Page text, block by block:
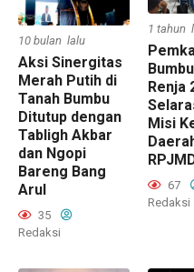
10 bulan lalu
Aksi Sinergitas
Merah Putih di
Tanah Bumbu
Ditutup dengan
Tabligh Akbar
dan Ngopi
Bareng Bang
Arul
35
Redaksi
1 tahun
Renja
Misi
67
Redaksi